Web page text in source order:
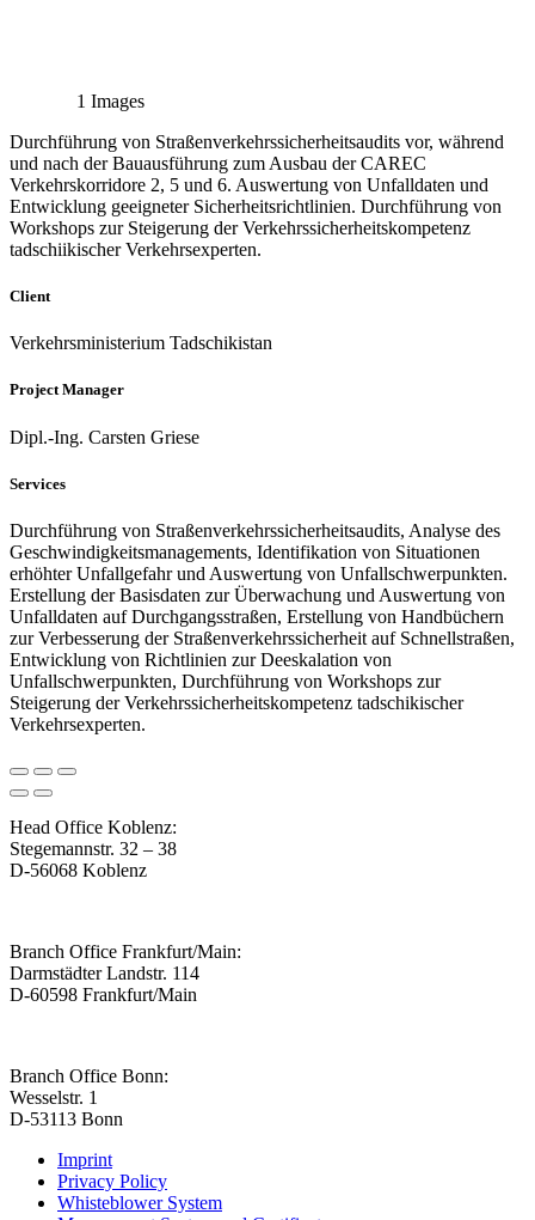
1 Images
Durchführung von Straßenverkehrssicherheitsaudits vor, während
und nach der Bauausführung zum Ausbau der CAREC
Verkehrskorridore 2, 5 und 6. Auswertung von Unfalldaten und
Entwicklung geeigneter Sicherheitsrichtlinien. Durchführung von
Workshops zur Steigerung der Verkehrssicherheitskompetenz
tadschiikischer Verkehrsexperten.
Client
Verkehrsministerium Tadschikistan
Project Manager
Dipl.-Ing. Carsten Griese
Services
Durchführung von Straßenverkehrssicherheitsaudits, Analyse des
Geschwindigkeitsmanagements, Identifikation von Situationen
erhöhter Unfallgefahr und Auswertung von Unfallschwerpunkten.
Erstellung der Basisdaten zur Überwachung und Auswertung von
Unfalldaten auf Durchgangsstraßen, Erstellung von Handbüchern
zur Verbesserung der Straßenverkehrssicherheit auf Schnellstraßen,
Entwicklung von Richtlinien zur Deeskalation von
Unfallschwerpunkten, Durchführung von Workshops zur
Steigerung der Verkehrssicherheitskompetenz tadschikischer
Verkehrsexperten.
Head Office Koblenz:
Stegemannstr. 32 – 38
D-56068 Koblenz
Branch Office Frankfurt/Main:
Darmstädter Landstr. 114
D-60598 Frankfurt/Main
Branch Office Bonn:
Wesselstr. 1
D-53113 Bonn
Imprint
Privacy Policy
Whisteblower System